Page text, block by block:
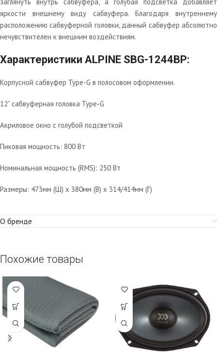
яркости внешнему виду сабвуфера. Благодаря внутреннему
расположению сабвуферной головки, данный сабвуфер абсолютно
нечувствителен к внешним воздействиям.
Характеристики ALPINE SBG-1244BP:
Корпусной сабвуфер Type-G в полосовом оформлении.
12” сабвуферная головка Type-G
Акриловое окно с голубой подсветкой
Пиковая мощность: 800 Вт
Номинальная мощность (RMS): 250 Вт
Размеры: 473мм (Ш) x 380мм (В) x 314/414мм (Г)
О бренде
Похожие товары